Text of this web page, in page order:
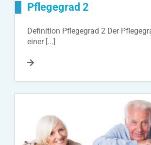
Pflegegrad 2
Definition Pflegegrad 2 Der
einer [...]